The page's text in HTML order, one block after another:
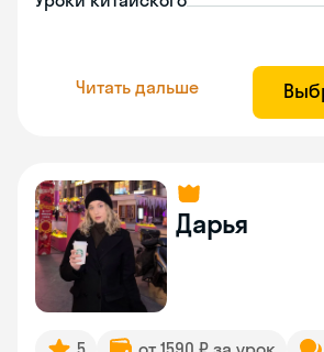
Читать дальше
Дарья